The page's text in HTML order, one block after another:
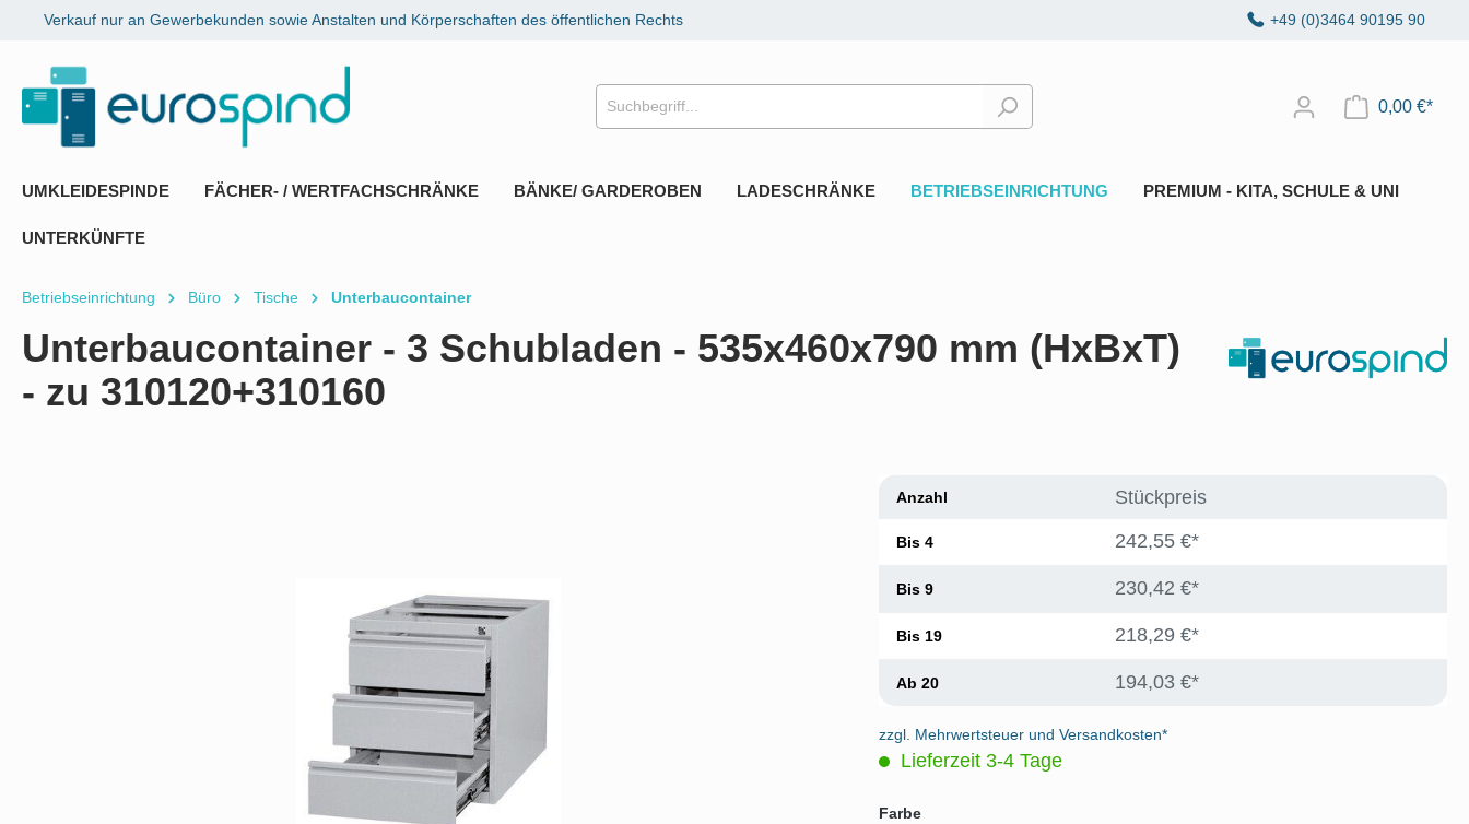
Zur Hauptnavigation springen
Verkauf nur an Gewerbekunden sowie Anstalten und Körperschaften des öffentlichen Rechts +49 (0)3464 90195 90
0,00 €*
UMKLEIDESPINDE FÄCHER- / WERTFACHSCHRÄNKE BÄNKE/ GARDEROBEN LADESCHRÄNKE BETRIEBSEINRICHTUNG PREMIUM - KITA, SCHULE & UNI
UNTERKÜNFTE
Betriebseinrichtung Büro Tische Unterbaucontainer
Unterbaucontainer - 3 Schubladen - 535x460x790 mm (HxBxT)
- zu 310120+310160
Anzahl Stückpreis
Bis 4 242,55 €*
Bis 9 230,42 €*
Bis 19 218,29 €*
Ab 20 194,03 €*
zzgl. Mehrwertsteuer und Versandkosten*
Lieferzeit 3-4 Tage
Farbeauswählen